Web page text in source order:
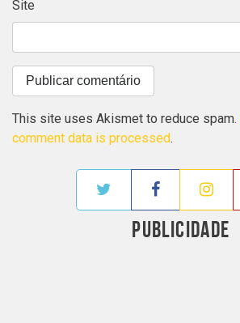
Site
This site uses Akismet to reduce spam.
comment data is processed.
PUBLICIDADE